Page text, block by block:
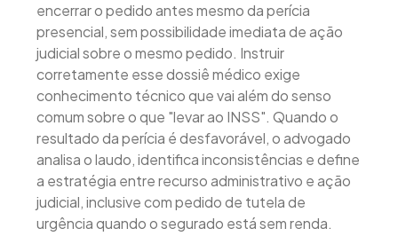
encerrar o pedido antes mesmo da perícia
presencial, sem possibilidade imediata de ação
judicial sobre o mesmo pedido. Instruir
corretamente esse dossiê médico exige
conhecimento técnico que vai além do senso
comum sobre o que "levar ao INSS". Quando o
resultado da perícia é desfavorável, o advogado
analisa o laudo, identifica inconsistências e define
a estratégia entre recurso administrativo e ação
judicial, inclusive com pedido de tutela de
urgência quando o segurado está sem renda.